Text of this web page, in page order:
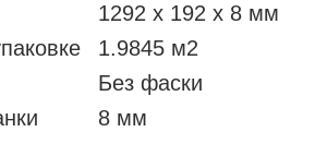
1292 x 192 x 8 мм
1.9845 м2
Без фаски
8 мм